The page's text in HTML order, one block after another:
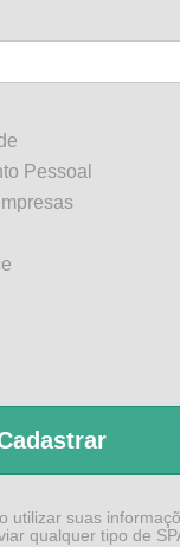
Pessoal
utilizar suas
qualquer tipo de